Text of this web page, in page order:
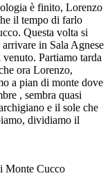
è finito, Lorenzo
il tempo di farlo
Questa volta si
in Sala Agnese
Partiamo tarda
ora Lorenzo,
a pian di monte dove
, sembra quasi
e il sole che
dividiamo il
Monte Cucco